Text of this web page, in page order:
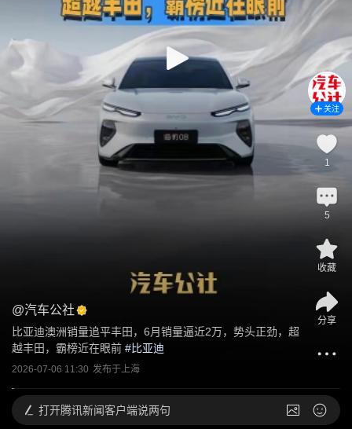
@汽车公社
比亚迪澳洲销量追平丰田，6月销量逼近2万，势头正劲，超
越丰田，霸榜近在眼前 #比亚迪
2026-07-06 11:30 发布于上海
关注
1
5
收藏
分享
打开腾讯新闻客户端说两句